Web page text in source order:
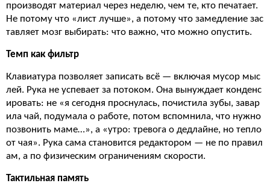
производят материал через неделю, чем те, кто печатает.
Не потому что «лист лучше», а потому что замедление зас
тавляет мозг выбирать: что важно, что можно опустить.
Темп как фильтр
Клавиатура позволяет записать всё — включая мусор мыс
лей. Рука не успевает за потоком. Она вынуждает конденс
ировать: не «я сегодня проснулась, почистила зубы, завар
ила чай, подумала о работе, потом вспомнила, что нужно
позвонить маме…», а «утро: тревога о дедлайне, но тепло
от чая». Рука сама становится редактором — не по правил
ам, а по физическим ограничениям скорости.
Тактильная память